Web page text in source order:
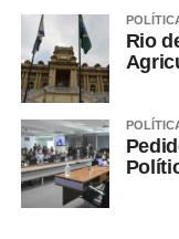
extraordinária.
COMENTE ABAIXO:
Rio